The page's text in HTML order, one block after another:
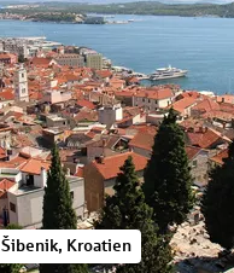
Šibenik, Kroatien